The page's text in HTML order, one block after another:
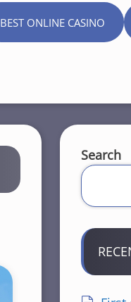
BEST ONLINE CASINO
Search